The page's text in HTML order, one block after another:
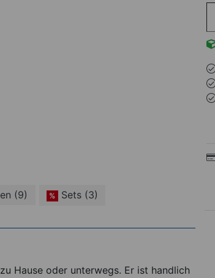
(9) %
Sets (3)
Hause oder unterwegs. Er ist handlich